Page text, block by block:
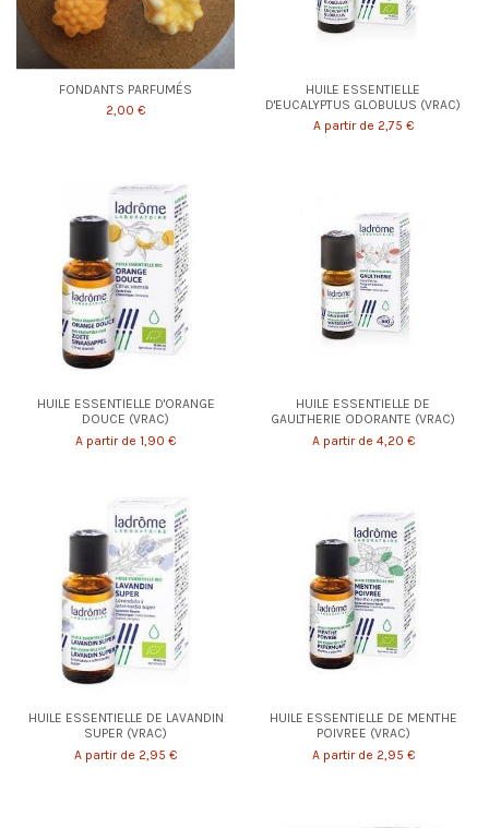
FONDANTS PARFUMÉS
2,00 €
HUILE ESSENTIELLE
D'EUCALYPTUS GLOBULUS (VRAC)
A partir de 2,75 €
HUILE ESSENTIELLE D'ORANGE
DOUCE (VRAC)
A partir de 1,90 €
HUILE ESSENTIELLE DE
GAULTHERIE ODORANTE (VRAC)
A partir de 4,20 €
HUILE ESSENTIELLE DE LAVANDIN
SUPER (VRAC)
A partir de 2,95 €
HUILE ESSENTIELLE DE MENTHE
POIVREE (VRAC)
A partir de 2,95 €